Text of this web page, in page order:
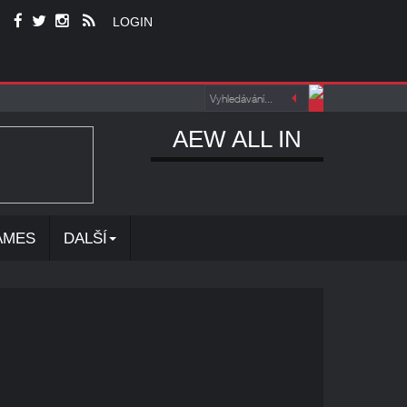
LOGIN
AEW ALL IN
DALŠÍ